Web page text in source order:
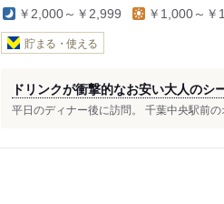
￥2,000～￥2,999 ￥1,000～￥
貯まる・使える
ドリンクが衝撃的なお安い大人のシ
平日のディナー後に訪問。 千葉中央駅前